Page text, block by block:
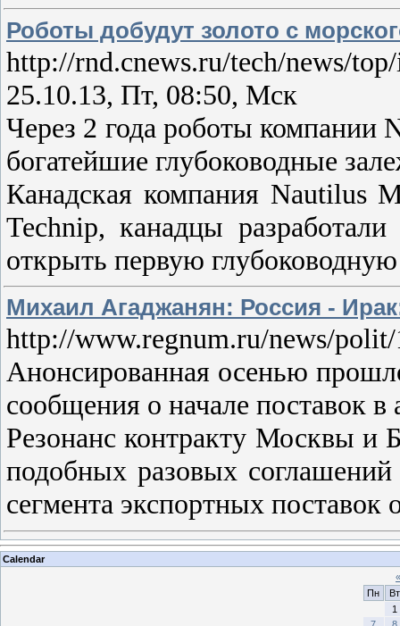
Роботы добудут золото с
http://rnd.cnews.ru/tech/news/
25.10.13, Пт, 08:50, Мск
Через 2 года роботы компании
богатейшие глубоководные
Канадская компания Nautilus
Technip, канадцы
открыть первую
Михаил Агаджанян: Россия -
http://www.regnum.ru/news/
Анонсированная осенью
сообщения о начале поставок
Резонанс контракту Москвы и
подобных разовых
сегмента экспортных
Calendar
«
Пн
Вт
1